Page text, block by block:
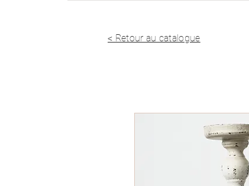
< Retour au catalogue